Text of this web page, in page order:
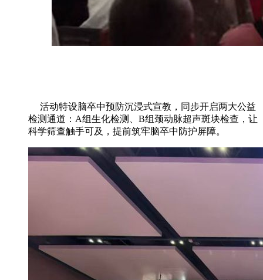
活动特设脑卒中预防沉浸式宣教，同步开启两大公益
检测通道：A组生化检测、B组颈动脉超声斑块检查，让
科学筛查触手可及，提前筑牢脑卒中防护屏障。